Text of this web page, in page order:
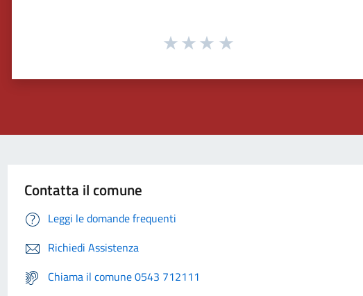
Contatta il comune
Leggi le domande frequenti
Richiedi Assistenza
Chiama il comune 0543 712111